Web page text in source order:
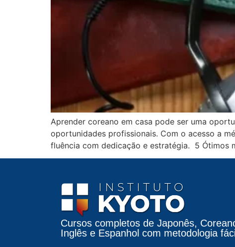
Aprender coreano em casa pode ser uma
oportunidades profissionais. Com o acesso a
fluência com dedicação e estratégia. 5 Ótimos
Cursos completos de Japonês,
Inglês e Espanhol com metodologia